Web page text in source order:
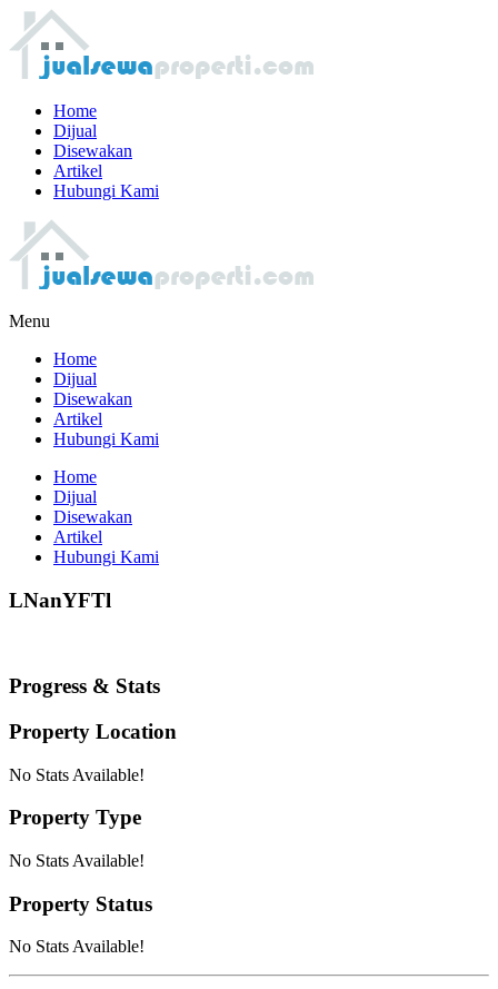
Home
Dijual
Disewakan
Artikel
Hubungi Kami
Menu
Home
Dijual
Disewakan
Artikel
Hubungi Kami
Home
Dijual
Disewakan
Artikel
Hubungi Kami
LNanYFTl
Progress & Stats
Property Location
No Stats Available!
Property Type
No Stats Available!
Property Status
No Stats Available!